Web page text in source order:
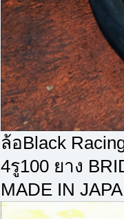
ล้อBlack
4รู100 ยาง
MADE IN